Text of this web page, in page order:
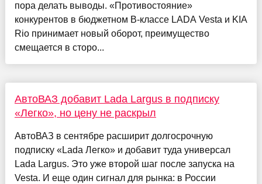
пора делать выводы. «Противостояние»
конкурентов в бюджетном B-классе LADA Vesta и KIA
Rio принимает новый оборот, преимущество
смещается в сторо...
АвтоВАЗ добавит Lada Largus в подписку
«Легко», но цену не раскрыл
АвтоВАЗ в сентябре расширит долгосрочную
подписку «Lada Легко» и добавит туда универсал
Lada Largus. Это уже второй шаг после запуска на
Vesta. И еще один сигнал для рынка: в России